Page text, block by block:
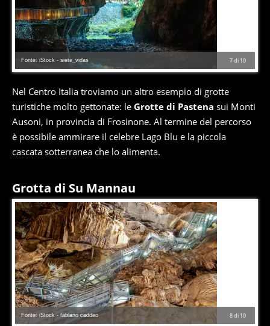
7di 10
Fonte: iStock - siete_vidas
Nel Centro Italia troviamo un altro esempio di grotte
turistiche molto gettonate: le Grotte di Pastena sui Monti
Ausoni, in provincia di Frosinone. Al termine del percorso
è possibile ammirare il celebre Lago Blu e la piccola
cascata sotterranea che lo alimenta.
Grotta di Su Mannau
8di 10
Fonte: iStock - fabiano caddeo